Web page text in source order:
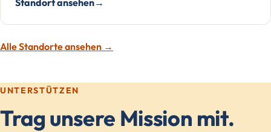
Alle Standorte ansehen →
UNTERSTÜTZEN
Trag unsere Mission mit.